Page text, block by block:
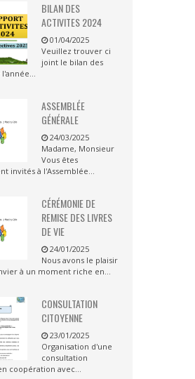
BILAN DES
ACTIVITES 2024
01/04/2025
Veuillez trouver ci
joint le bilan des
ASSEMBLÉE
GÉNÉRALE
24/03/2025
Madame, Monsieur
Vous êtes
invités à l'Assemblée...
CÉRÉMONIE DE
REMISE DES LIVRES
DE VIE
24/01/2025
Nous avons le plaisir
à un moment riche en...
CONSULTATION
CITOYENNE
23/01/2025
Organisation d'une
consultation
coopération avec...